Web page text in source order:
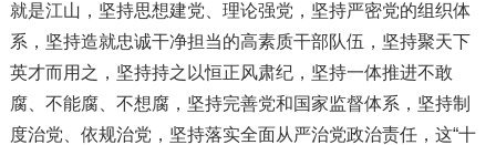
就是江山，坚持思想建党、理论强党，坚持严密党的组织体
系，坚持造就忠诚干净担当的高素质干部队伍，坚持聚天下
英才而用之，坚持持之以恒正风肃纪，坚持一体推进不敢
腐、不能腐、不想腐，坚持完善党和国家监督体系，坚持制
度治党、依规治党，坚持落实全面从严治党政治责任，这“十